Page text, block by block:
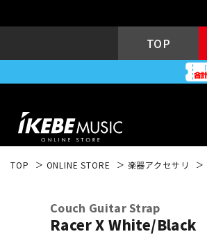
TOP
TOP ONLINE STORE 楽器アクセサリ
Couch Guitar Strap
Racer X White/Black